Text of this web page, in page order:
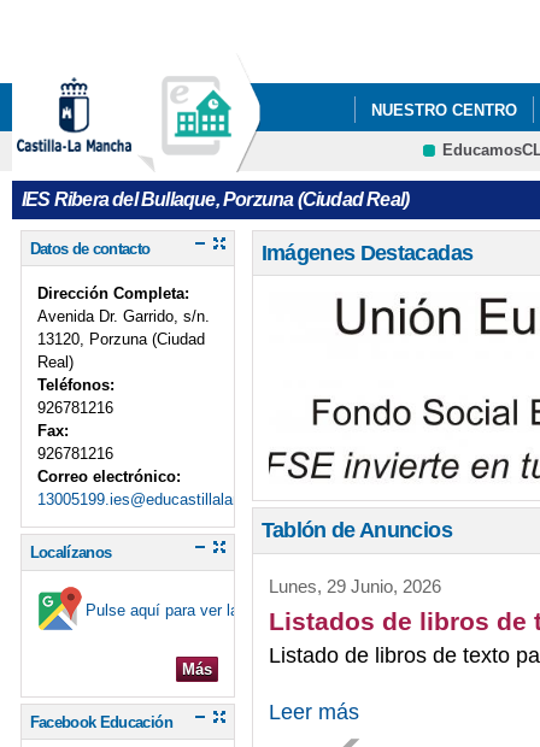
NUESTRO CENTRO
IES Ribera del Bullaque, Porzuna (Ciudad Real)
Datos de contacto
Dirección Completa:
Avenida Dr. Garrido, s/n.
13120, Porzuna (Ciudad
Real)
Teléfonos:
926781216
Fax:
926781216
Correo electrónico:
13005199.ies@educastillalamancha.es
Localízanos
Pulse aquí para ver la ubicación en el mapa
Más
Facebook Educación
Imágenes Destacadas
Tablón de Anuncios
Lunes, 29 Junio, 2026
Listados de libros de
Listado de libros de texto
Leer más